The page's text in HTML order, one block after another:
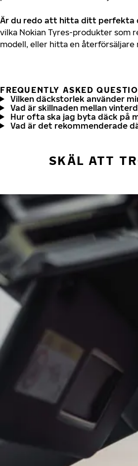
Är du redo att hitta ditt perfekta
vilka Nokian Tyres-produkter som
modell, eller hitta en
FREQUENTLY ASKED
Vilken däckstorlek använder
Vad är skillnaden mellan
Hur ofta ska jag byta däck på
Vad är det rekommenderade
SKÄL ATT